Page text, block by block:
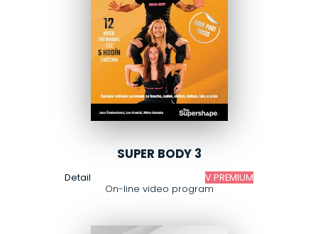
SUPER BODY 3
On-line video program
Detail V PREMIUM